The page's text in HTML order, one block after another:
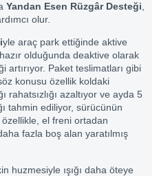
Yandan Esen Rüzgâr Desteği
olur.
yle araç park ettiğinde aktive
olduğunda deaktive olarak
artırıyor. Paket teslimatları gibi
konusu özellik koldaki
rahatsızlığı azaltıyor ve ayda 5
tahmin ediliyor, sürücünün
el freni ortadan
fazla boş alan yaratılmış
huzmesiyle ışığı daha öteye